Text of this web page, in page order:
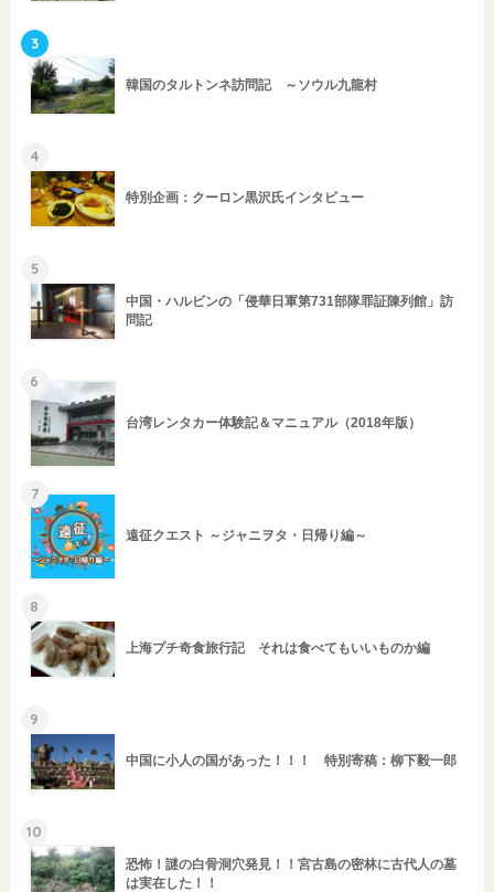
3
韓国のタルトンネ訪問記 ～ソウル九龍村
4
特別企画：クーロン黒沢氏インタビュー
5
中国・ハルビンの「侵華日軍第731部隊罪証陳列館」訪
問記
6
台湾レンタカー体験記＆マニュアル（2018年版）
7
遠征クエスト ～ジャニヲタ・日帰り編～
8
上海プチ奇食旅行記 それは食べてもいいものか編
9
中国に小人の国があった！！！ 特別寄稿：柳下毅一郎
10
恐怖！謎の白骨洞穴発見！！宮古島の密林に古代人の墓
は実在した！！